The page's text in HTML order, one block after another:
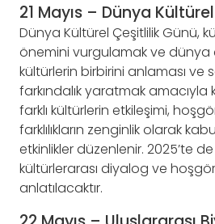
21 Mayıs – Dünya
Dünya Kültürel Çeşitlilik Günü,
önemini vurgulamak ve dünya
kültürlerin birbirini anlaması ve
farkındalık yaratmak amacıyla
farklı kültürlerin etkileşimi,
farklılıkların zenginlik olarak
etkinlikler düzenlenir. 2025’te
kültürlerarası diyalog ve
anlatılacaktır.